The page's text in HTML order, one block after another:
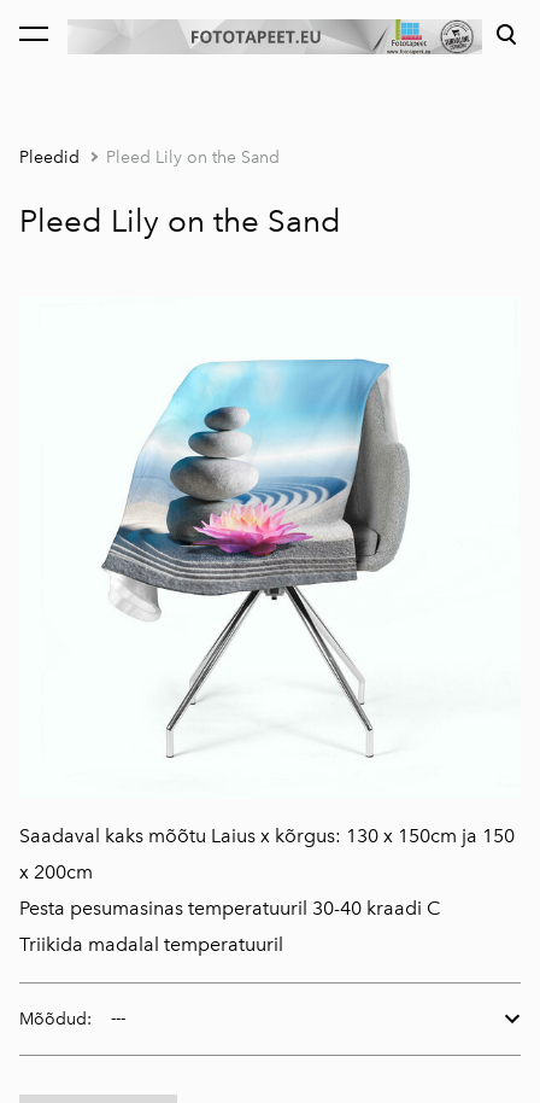
lisati ostukorvi. Vaata ostukorvi
Pleedid Pleed Lily on the Sand
Pleed Lily on the Sand
Saadaval kaks mõõtu Laius x kõrgus: 130 x 150cm ja 150
x 200cm
Pesta pesumasinas temperatuuril 30-40 kraadi C
Triikida madalal temperatuuril
Mõõdud: